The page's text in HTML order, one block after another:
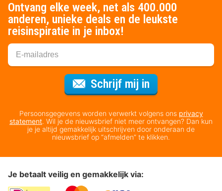
Ontvang elke week, net als 400.000
anderen, unieke deals en de leukste
reisinspiratie in je inbox!
Schrijf mij in
Persoonsgegevens worden verwerkt volgens ons privacy
statement. Wil je de nieuwsbrief niet meer ontvangen? Dan kun
je je altijd gemakkelijk uitschrijven door onderaan de
nieuwsbrief op “afmelden” te klikken.
Je betaalt veilig en gemakkelijk via: